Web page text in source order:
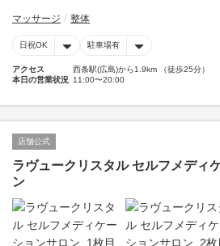
マッサージ 整体
日祝OK 駐車場有
アクセス
西条駅(広島)から1.9km （徒歩25分）
本日の営業状況 11:00〜20:00
店舗公式
ラヴュークリスタル セルフメディ
ン